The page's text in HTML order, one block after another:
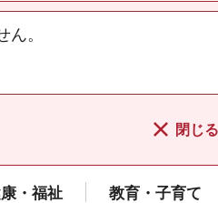
。
閉じる
・福祉 教育・子育て